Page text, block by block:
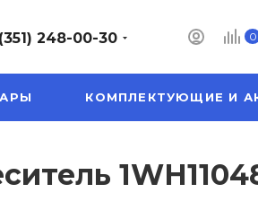
0
248-00-30
КОМПЛЕКТУЮЩИЕ И